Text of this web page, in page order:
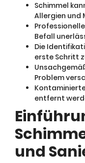
Schimmel
Allergien und
Befall
Die
erste Schritt
Problem
entfernt
und